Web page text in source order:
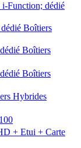
Function; dédié
Boîtiers
Boîtiers
Boîtiers
Hybrides
+ Etui + Carte